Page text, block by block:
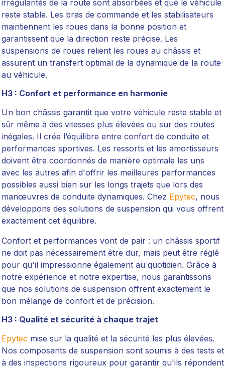
irrégularités de la route sont absorbées et que le véhicule
reste stable. Les bras de commande et les stabilisateurs
maintiennent les roues dans la bonne position et
garantissent que la direction reste précise. Les
suspensions de roues relient les roues au châssis et
assurent un transfert optimal de la dynamique de la route
au véhicule.
H3 : Confort et performance en harmonie
Un bon châssis garantit que votre véhicule reste stable et
sûr même à des vitesses plus élevées ou sur des routes
inégales. Il crée l’équilibre entre confort de conduite et
performances sportives. Les ressorts et les amortisseurs
doivent être coordonnés de manière optimale les uns
avec les autres afin d'offrir les meilleures performances
possibles aussi bien sur les longs trajets que lors des
manœuvres de conduite dynamiques. Chez Epytec, nous
développons des solutions de suspension qui vous offrent
exactement cet équilibre.
Confort et performances vont de pair : un châssis sportif
ne doit pas nécessairement être dur, mais peut être réglé
pour qu'il impressionne également au quotidien. Grâce à
notre expérience et notre expertise, nous garantissons
que nos solutions de suspension offrent exactement le
bon mélange de confort et de précision.
H3 : Qualité et sécurité à chaque trajet
Epytec mise sur la qualité et la sécurité les plus élevées.
Nos composants de suspension sont soumis à des tests et
à des inspections rigoureux pour garantir qu'ils répondent